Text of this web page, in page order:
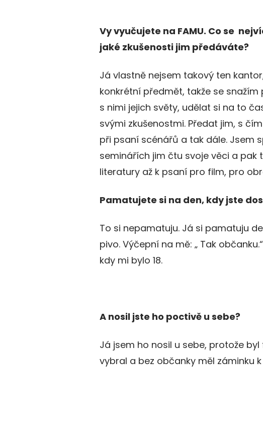
Vy vyučujete na FAMU. Co se
jaké zkušenosti jim předáváte?
Já vlastně nejsem takový ten
konkrétní předmět, takže se
s nimi jejich světy, udělat si na to
svými zkušenostmi. Předat jim, s
při psaní scénářů a tak dále. Jsem
seminářích jim čtu svoje věci a
literatury až k psaní pro film, pro
Pamatujete si na den, kdy jste
To si nepamatuju. Já si pamatuju
pivo. Výčepní na mě: „ Tak
kdy mi bylo 18.
A nosil jste ho poctivě u sebe?
Já jsem ho nosil u sebe, protože
vybral a bez občanky měl záminku